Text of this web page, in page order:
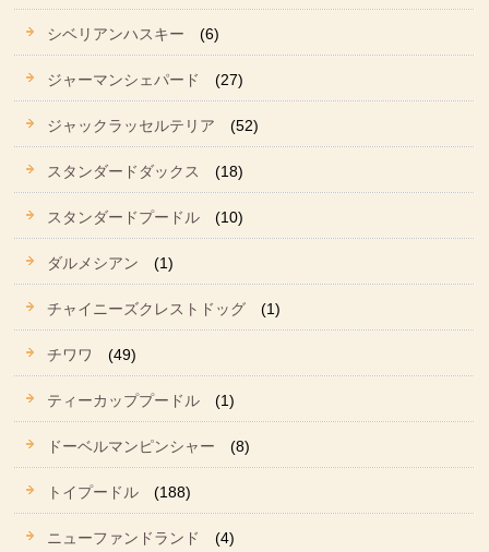
シベリアンハスキー (6)
ジャーマンシェパード (27)
ジャックラッセルテリア (52)
スタンダードダックス (18)
スタンダードプードル (10)
ダルメシアン (1)
チャイニーズクレストドッグ (1)
チワワ (49)
ティーカッププードル (1)
ドーベルマンピンシャー (8)
トイプードル (188)
ニューファンドランド (4)